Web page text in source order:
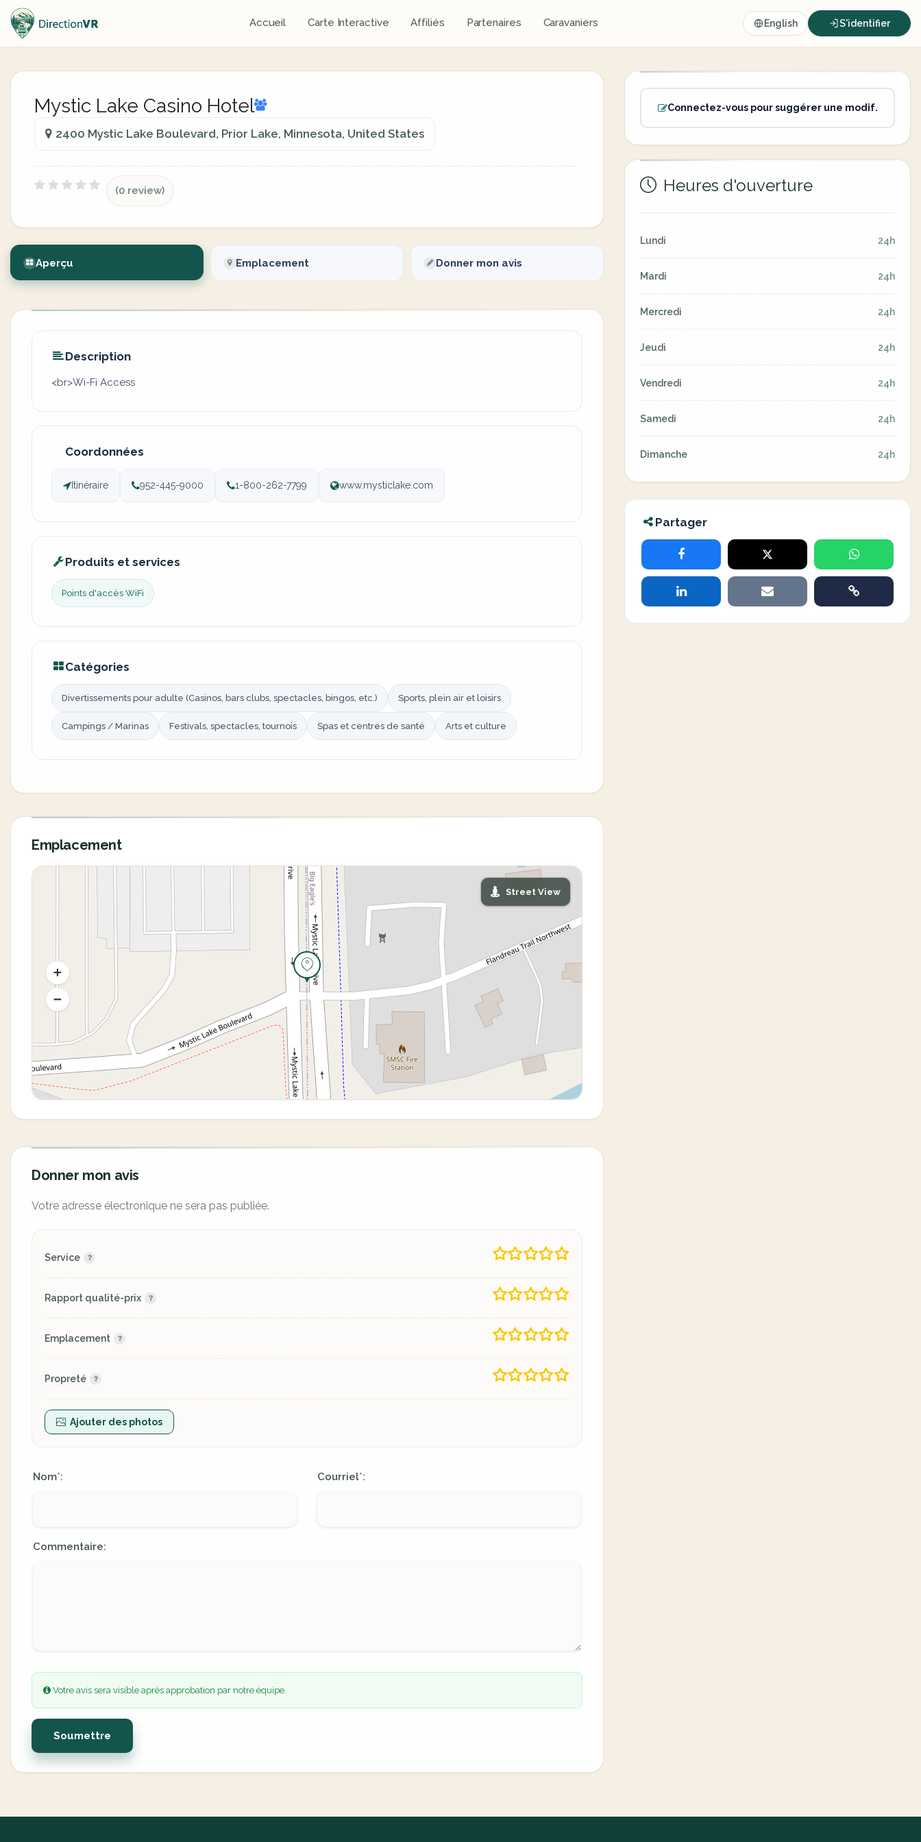
Accueil Carte Interactive Affiliés Partenaires Caravaniers English S'identifier
Mystic Lake Casino Hotel
2400 Mystic Lake Boulevard, Prior Lake, Minnesota, United States
(0 review)
Aperçu Emplacement Donner mon avis
Description
<br>Wi-Fi Access
Coordonnées
Itinéraire 952-445-9000 1-800-262-7799 www.mysticlake.com
Produits et services
Points d'accès WiFi
Catégories
Divertissements pour adulte (Casinos, bars clubs, spectacles, bingos, etc.) Sports, plein air et loisirs
Campings / Marinas Festivals, spectacles, tournois Spas et centres de santé Arts et culture
Emplacement
Street View
Donner mon avis
Votre adresse électronique ne sera pas publiée.
Service
Rapport qualité-prix
Emplacement
Propreté
Ajouter des photos
Nom*: Courriel*:
Commentaire:
Votre avis sera visible après approbation par notre équipe.
Soumettre
Connectez-vous pour suggérer une modif.
Heures d'ouverture
Lundi 24h
Mardi 24h
Mercredi 24h
Jeudi 24h
Vendredi 24h
Samedi 24h
Dimanche 24h
Partager